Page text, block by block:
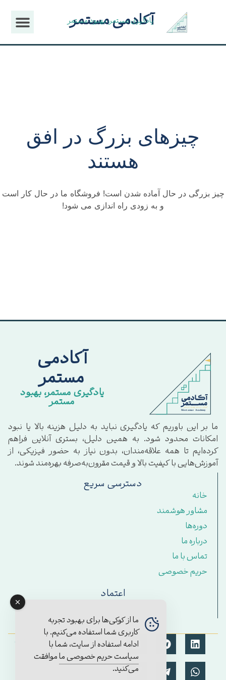
آکادمی مستمر
یادگیری مستمر، بهبود مستمر
چیزهای بزرگ در افق
هستند
چیز بزرگی در حال آماده شدن است! فروشگاه ما در حال کار است
و به زودی راه اندازی می شود!
آکادمی
مستمر
یادگیری مستمر، بهبود
مستمر
ما بر این باوریم که یادگیری نباید به دلیل هزینه بالا یا نبود
امکانات محدود شود. به همین دلیل، بستری آنلاین فراهم
کرده‌ایم تا همه علاقه‌مندان، بدون نیاز به حضور فیزیکی، از
آموزش‌هایی با کیفیت بالا و قیمت مقرون‌به‌صرفه بهره‌مند شوند.
دسترسی سریع
خانه
مشاور هوشمند
دوره‌ها
درباره ما
تماس با ما
حریم خصوصی
اعتماد
© تمامی حقوق برای آکادمی
مستمر محفوظ است.
۱۴۰۴/2025
ما از کوکی‌ها برای بهبود تجربه
کاربری شما استفاده می‌کنیم. با
ادامه استفاده از سایت، شما با
سیاست حریم خصوصی ماموافقت
می‌کنید.